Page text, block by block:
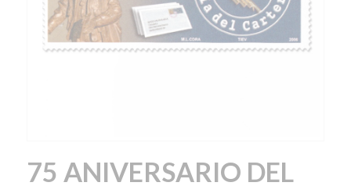
75 ANIVERSARIO DEL